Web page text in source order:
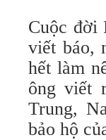
Cuộc đời
viết báo,
hết làm
ông viết
Trung,
bảo hộ